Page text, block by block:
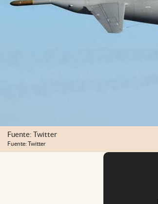
Fuente: Twitter
Fuente: Twitter